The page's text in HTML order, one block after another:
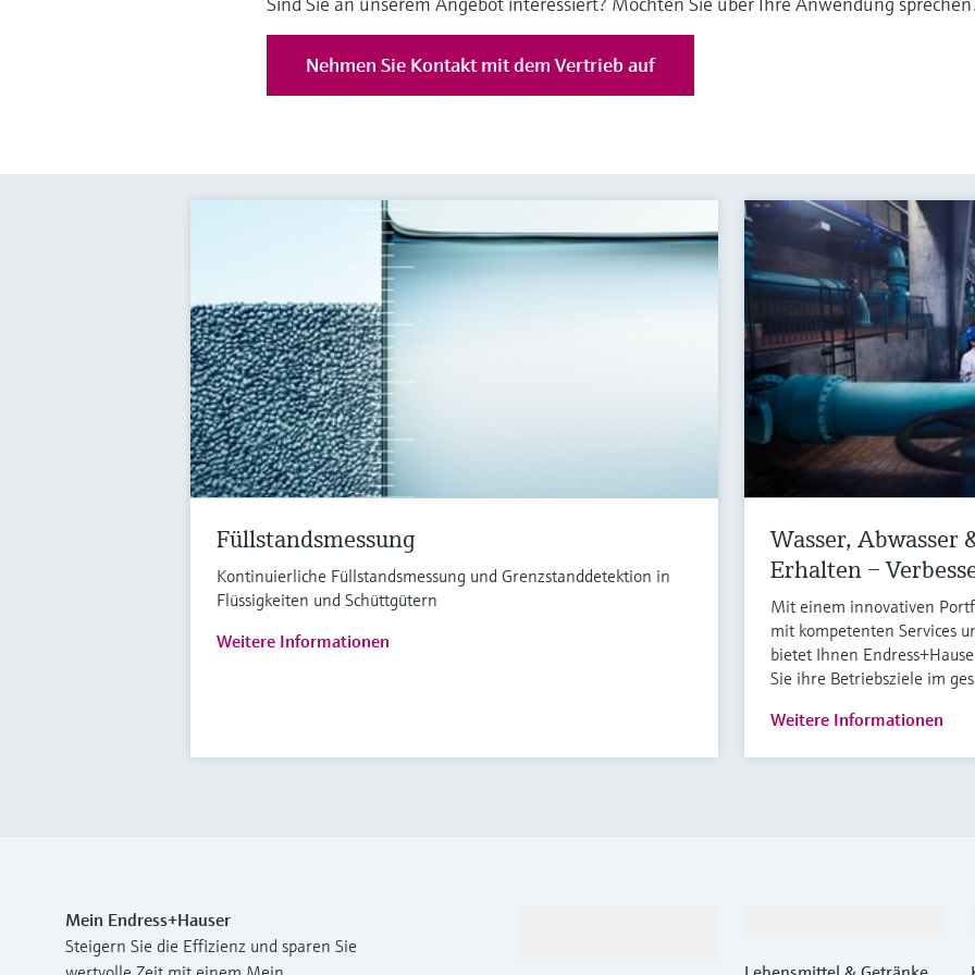
Nehmen Sie Kontakt mit dem Vertrieb auf
Füllstandsmessung
Kontinuierliche Füllstandsmessung und Grenzstanddetektion in
Flüssigkeiten und Schüttgütern
Weitere Informationen
Wasser, Abwasser
Erhalten –
Mit einem innovativen
mit kompetenten Services
bietet Ihnen
Sie ihre Betriebsziele im
Weitere Informationen
Mein Endress+Hauser
Steigern Sie die Effizienz und sparen Sie